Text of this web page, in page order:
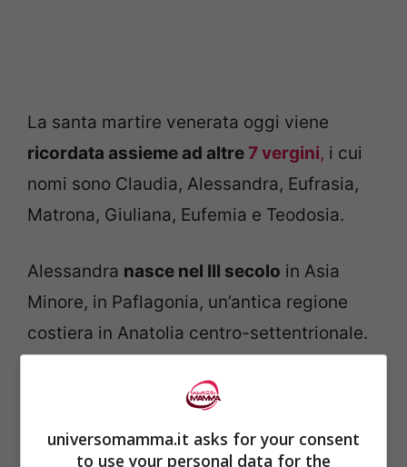
La santa martire venerata oggi viene
ricordata assieme ad altre7 vergini, i cui
nomi sono Claudia, Alessandra, Eufrasia,
Matrona, Giuliana, Eufemia e Teodosia.
Alessandra nasce nel III secolo in Asia
Minore, in Paflagonia, un’antica regione
costiera in Anatolia centro-settentrionale.
Pochissime le notizie sulla sua vita e su
nei primi anni del IV secolo, assieme al
universomamma.it asks for your consent
to use your personal data for the